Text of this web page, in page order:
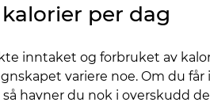
per dag
inntaket og forbruket av
variere noe. Om du
havner du nok i overskudd